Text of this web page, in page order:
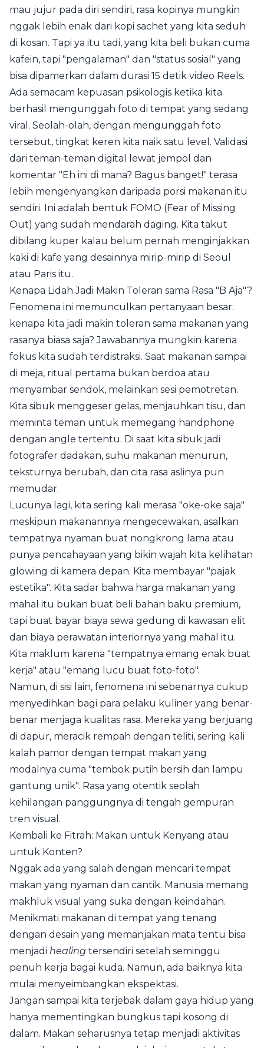
mau jujur pada diri sendiri, rasa kopinya mungkin
nggak lebih enak dari kopi sachet yang kita seduh
di kosan. Tapi ya itu tadi, yang kita beli bukan cuma
kafein, tapi "pengalaman" dan "status sosial" yang
bisa dipamerkan dalam durasi 15 detik video Reels.
Ada semacam kepuasan psikologis ketika kita
berhasil mengunggah foto di tempat yang sedang
viral. Seolah-olah, dengan mengunggah foto
tersebut, tingkat keren kita naik satu level. Validasi
dari teman-teman digital lewat jempol dan
komentar "Eh ini di mana? Bagus banget!" terasa
lebih mengenyangkan daripada porsi makanan itu
sendiri. Ini adalah bentuk FOMO (Fear of Missing
Out) yang sudah mendarah daging. Kita takut
dibilang kuper kalau belum pernah menginjakkan
kaki di kafe yang desainnya mirip-mirip di Seoul
atau Paris itu.
Kenapa Lidah Jadi Makin Toleran sama Rasa "B Aja"?
Fenomena ini memunculkan pertanyaan besar:
kenapa kita jadi makin toleran sama makanan yang
rasanya biasa saja? Jawabannya mungkin karena
fokus kita sudah terdistraksi. Saat makanan sampai
di meja, ritual pertama bukan berdoa atau
menyambar sendok, melainkan sesi pemotretan.
Kita sibuk menggeser gelas, menjauhkan tisu, dan
meminta teman untuk memegang handphone
dengan angle tertentu. Di saat kita sibuk jadi
fotografer dadakan, suhu makanan menurun,
teksturnya berubah, dan cita rasa aslinya pun
memudar.
Lucunya lagi, kita sering kali merasa "oke-oke saja"
meskipun makanannya mengecewakan, asalkan
tempatnya nyaman buat nongkrong lama atau
punya pencahayaan yang bikin wajah kita kelihatan
glowing di kamera depan. Kita membayar "pajak
estetika". Kita sadar bahwa harga makanan yang
mahal itu bukan buat beli bahan baku premium,
tapi buat bayar biaya sewa gedung di kawasan elit
dan biaya perawatan interiornya yang mahal itu.
Kita maklum karena "tempatnya emang enak buat
kerja" atau "emang lucu buat foto-foto".
Namun, di sisi lain, fenomena ini sebenarnya cukup
menyedihkan bagi para pelaku kuliner yang benar-
benar menjaga kualitas rasa. Mereka yang berjuang
di dapur, meracik rempah dengan teliti, sering kali
kalah pamor dengan tempat makan yang
modalnya cuma "tembok putih bersih dan lampu
gantung unik". Rasa yang otentik seolah
kehilangan panggungnya di tengah gempuran
tren visual.
Kembali ke Fitrah: Makan untuk Kenyang atau
untuk Konten?
Nggak ada yang salah dengan mencari tempat
makan yang nyaman dan cantik. Manusia memang
makhluk visual yang suka dengan keindahan.
Menikmati makanan di tempat yang tenang
dengan desain yang memanjakan mata tentu bisa
menjadi healing tersendiri setelah seminggu
penuh kerja bagai kuda. Namun, ada baiknya kita
mulai menyeimbangkan ekspektasi.
Jangan sampai kita terjebak dalam gaya hidup yang
hanya mementingkan bungkus tapi kosong di
dalam. Makan seharusnya tetap menjadi aktivitas